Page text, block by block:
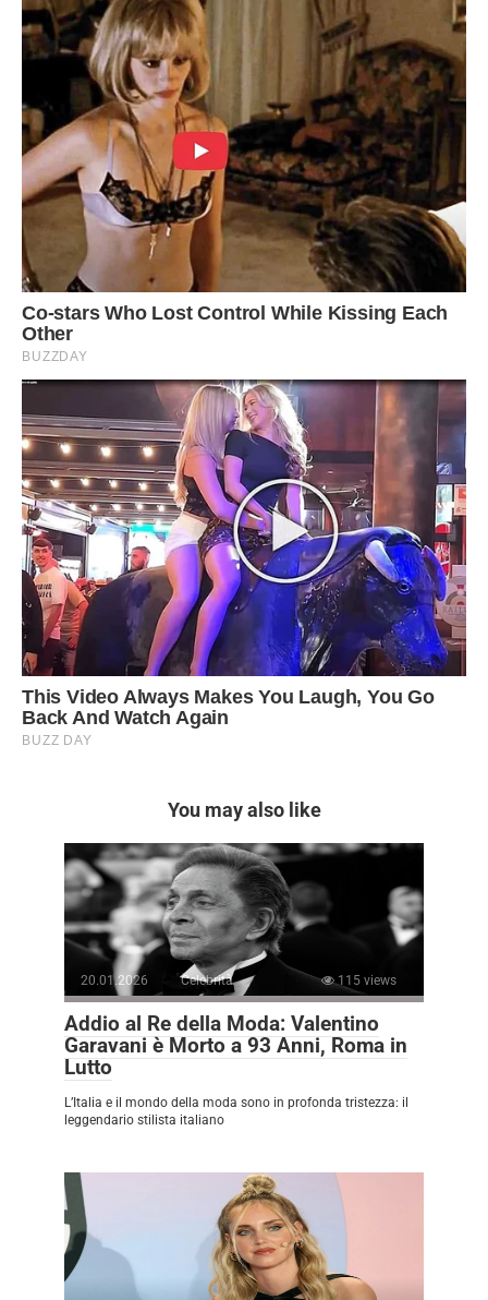
You may also like
20.01.2026 Celebrità 115 views
Addio al Re della Moda: Valentino
Garavani è Morto a 93 Anni, Roma in
Lutto
L’Italia e il mondo della moda sono in profonda tristezza: il
leggendario stilista italiano